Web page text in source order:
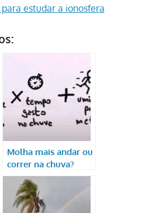
estudar a ionosfera
Molha mais andar ou
correr na chuva?